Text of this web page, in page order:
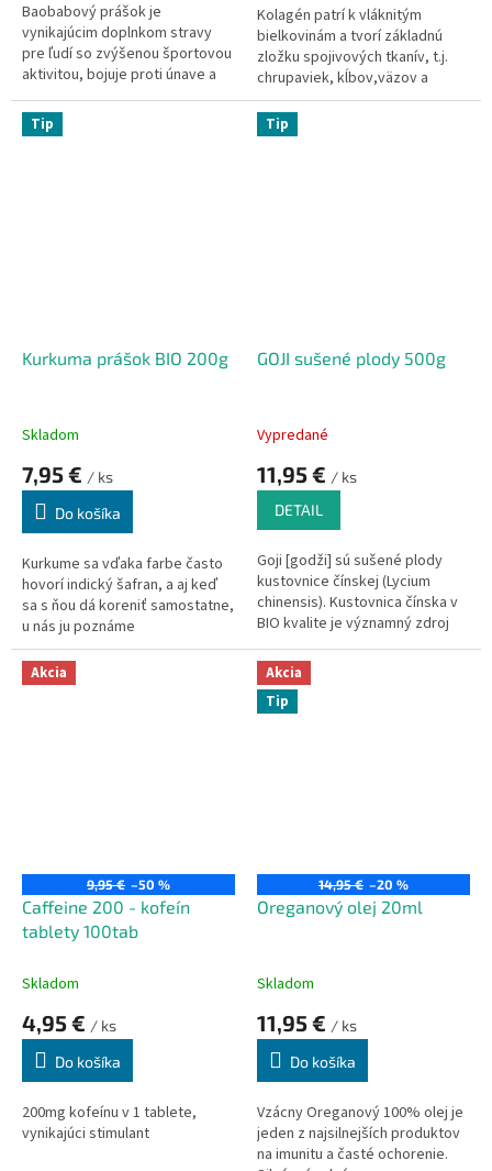
Baobabový prášok je
vynikajúcim doplnkom stravy
pre ľudí so zvýšenou športovou
aktivitou, bojuje proti únave a
vysokej hladine cukru v krvi.
Ovocie baobabu je bohaté na
prírodné živiny a je výborným
čučoriedky a granátové jablká
dokopy.
Kolagén patrí k vláknitým
bielkovinám a tvorí základnú
zložku spojivových tkanív, t.j.
chrupaviek, kĺbov,väzov a
šliach, kože, vlasov a nechtov.
Kyselina hyalurónová je taktiež
látka telu príbuzná, tvorí súčasť
Tip
Kurkuma prášok BIO 200g
Skladom
7,95 € / ks
Do košíka
Kurkume sa vďaka farbe často
hovorí indický šafran, a aj keď
sa s ňou dá koreniť samostatne,
u nás ju poznáme
predovšetkým z rôznych kari
zmesí.
Tip
GOJI sušené plody 500g
Vypredané
11,95 € / ks
DETAIL
Goji [godži] sú sušené plody
kustovnice čínskej (Lycium
chinensis). Kustovnica čínska v
BIO kvalite je významný zdroj
vitamínu C a má antioxidačné
účinky. V Číne je považovaná za
symbol zdravia, pohody, sily,
vytrvalosti, krásy, sexuálnej
Akcia
9,95 € –50 %
Caffeine 200 - kofeín
tablety 100tab
Skladom
4,95 € / ks
Do košíka
200mg kofeínu v 1 tablete,
vynikajúci stimulant
Akcia
Tip
14,95 € –20 %
Oreganový olej 20ml
Skladom
11,95 € / ks
Do košíka
Vzácny Oreganový 100% olej je
jeden z najsilnejších produktov
na imunitu a časté ochorenie.